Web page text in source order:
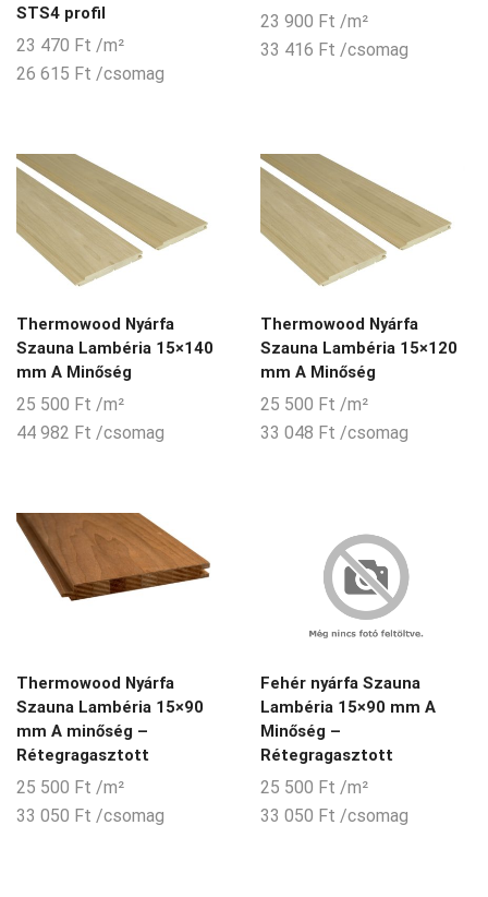
STS4 profil
23 470 Ft /m²
26 615 Ft /csomag
23 900 Ft /m²
33 416 Ft /csomag
Thermowood Nyárfa
Szauna Lambéria 15×140
mm A Minőség
25 500 Ft /m²
44 982 Ft /csomag
Thermowood Nyárfa
Szauna Lambéria 15×120
mm A Minőség
25 500 Ft /m²
33 048 Ft /csomag
Thermowood Nyárfa
Szauna Lambéria 15×90
mm A minőség –
Rétegragasztott
25 500 Ft /m²
33 050 Ft /csomag
Fehér nyárfa Szauna
Lambéria 15×90 mm A
Minőség –
Rétegragasztott
25 500 Ft /m²
33 050 Ft /csomag